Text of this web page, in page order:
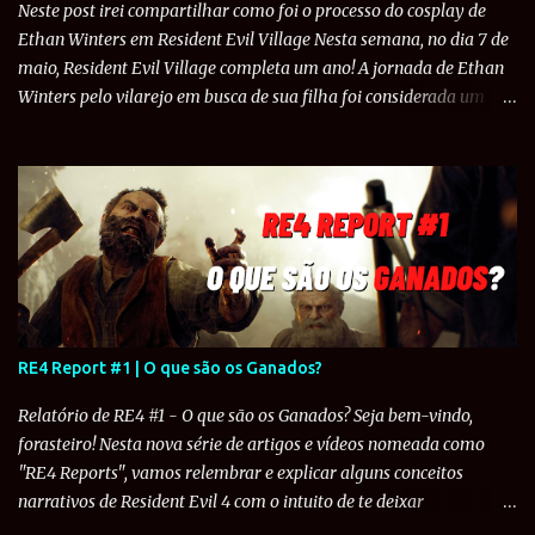
especificamente, no local onde ocorre a batalha contra William
Birkin em sua segunda mutação que deve-se ativar um guindaste
para ...
Neste post irei compartilhar como foi o processo do cosplay de
Ethan Winters em Resident Evil Village Nesta semana, no dia 7 de
maio, Resident Evil Village completa um ano! A jornada de Ethan
Winters pelo vilarejo em busca de sua filha foi considerada um
Jogo do Ano. Em comemoração ao primeiro aniversário do jogo,
decidi compartilhar com vocês como foi todo o processo de fazer o
cosplay de Ethan Winters que fiz no ano passado. Espero que
gostem do conteúdo e qualquer feedback, podem mandar para o
instagram do Resident Evil Project ou para a minha conta pessoal .
1. A Ideia do Cosplay Em 2017, eu e alguns amigos decidimos fazer
um fã-filme de Resident Evil 7 . Como já estava interessado em
estudar teatro e cinema, decidi abraçar essa ideia, escrever um
roteiro bem básico e eu mesmo interpretar Ethan Winters. Não
queríamos que fosse algo completamente igual ao jogo, at...
RE4 Report #1 | O que são os Ganados?
Relatório de RE4 #1 - O que são os Ganados? Seja bem-vindo,
forasteiro! Nesta nova série de artigos e vídeos nomeada como
"RE4 Reports", vamos relembrar e explicar alguns conceitos
narrativos de Resident Evil 4 com o intuito de te deixar